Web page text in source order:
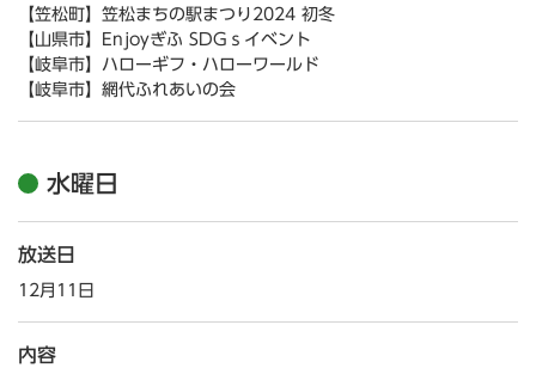
【笠松町】笠松まちの駅まつり2024 初冬
【山県市】Enjoyぎふ SDGｓイベント
【岐阜市】ハローギフ・ハローワールド
【岐阜市】網代ふれあいの会
水曜日
放送日
12月11日
内容